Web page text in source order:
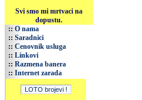
Svi smo mi mrtvaci na
dopustu.
:: O nama
:: Saradnici
:: Cenovnik usluga
:: Linkovi
:: Razmena banera
:: Internet zarada